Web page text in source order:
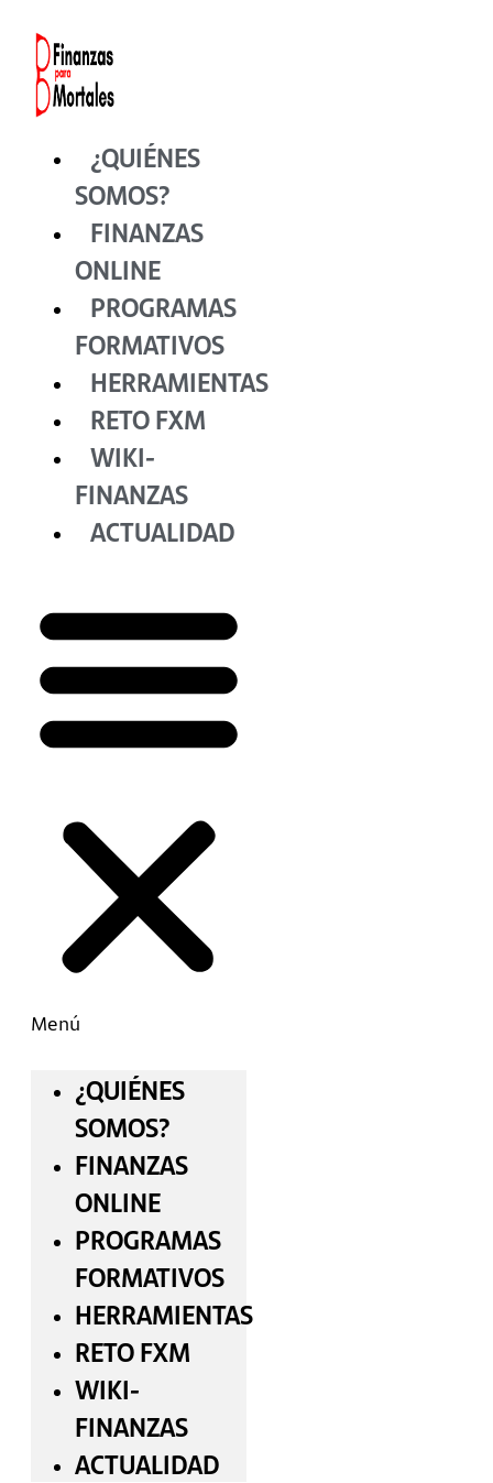
contenido
¿QUIÉNES
SOMOS?
FINANZAS
ONLINE
PROGRAMAS
FORMATIVOS
HERRAMIENTAS
RETO FXM
WIKI-
FINANZAS
ACTUALIDAD
Menú
¿QUIÉNES
SOMOS?
FINANZAS
ONLINE
PROGRAMAS
FORMATIVOS
HERRAMIENTAS
RETO FXM
WIKI-
FINANZAS
ACTUALIDAD